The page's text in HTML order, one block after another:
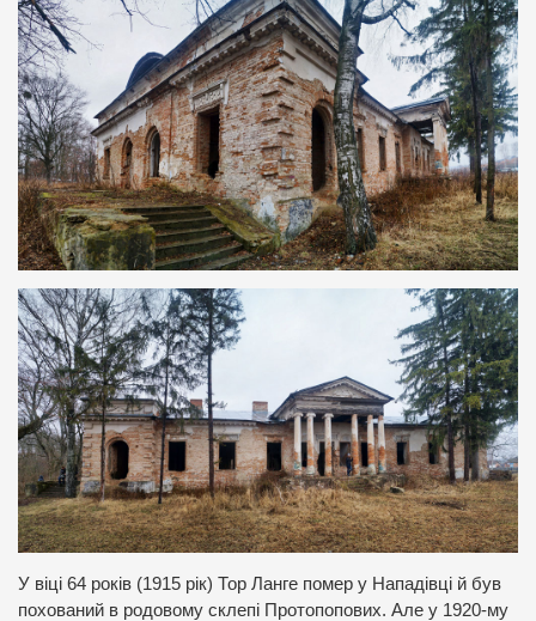
У віці 64 років (1915 рік) Тор Ланге помер у Нападівці й був
похований в родовому склепі Протопопових. Але у 1920-му